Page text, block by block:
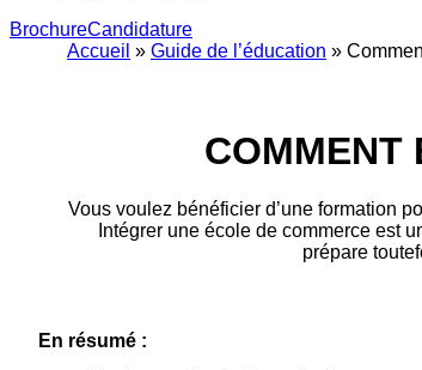
BrochureCandidature
Accueil » Guide de l’éducation »
COMMENT
Vous voulez bénéficier d’une formation
Intégrer une école de commerce est
prépare
En résumé :